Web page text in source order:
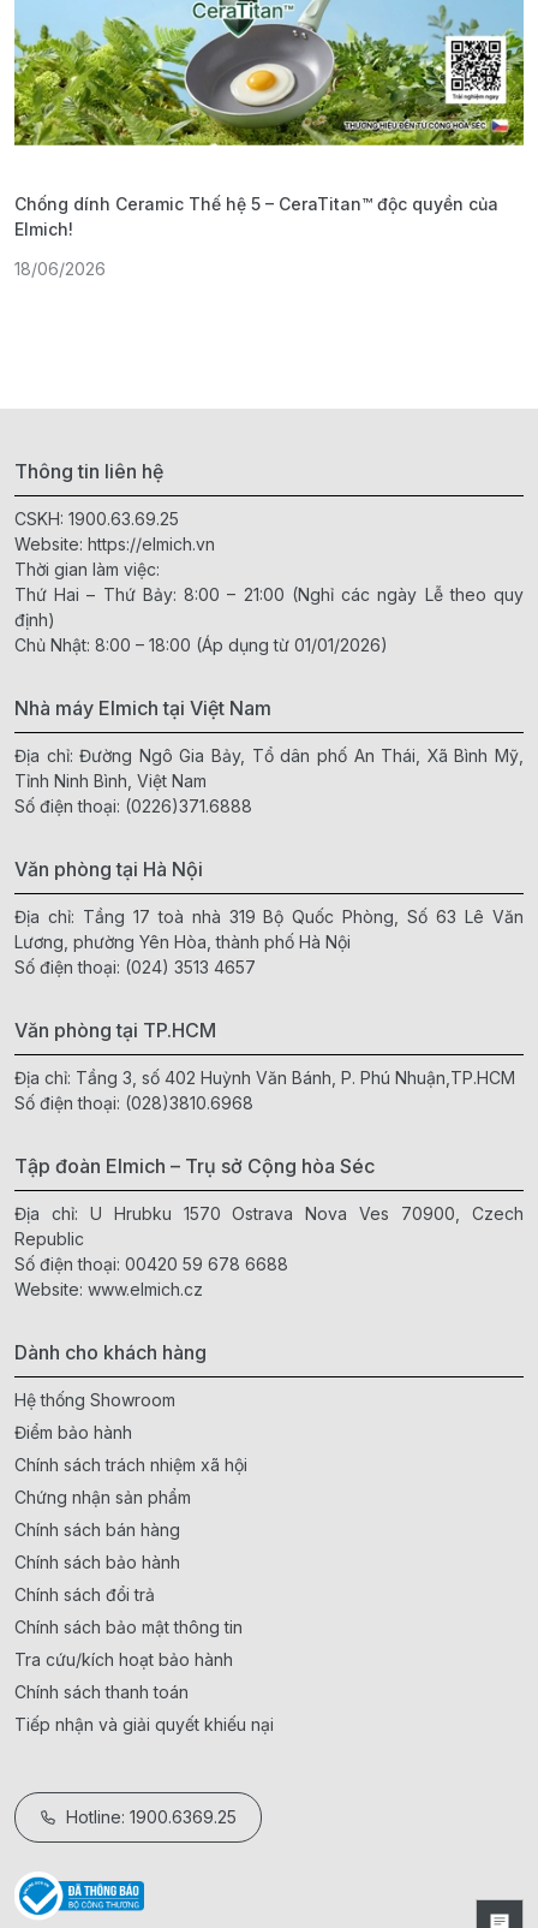
Chống dính Ceramic Thế hệ 5 – CeraTitan™ độc quyền của
Elmich!
18/06/2026
Thông tin liên hệ
CSKH: 1900.63.69.25
Website: https://elmich.vn
Thời gian làm việc:
Thứ Hai – Thứ Bảy: 8:00 – 21:00 (Nghỉ các ngày Lễ theo quy
định)
Chủ Nhật: 8:00 – 18:00 (Áp dụng từ 01/01/2026)
Nhà máy Elmich tại Việt Nam
Địa chỉ: Đường Ngô Gia Bảy, Tổ dân phố An Thái, Xã Bình Mỹ,
Tỉnh Ninh Bình, Việt Nam
Số điện thoại: (0226)371.6888
Văn phòng tại Hà Nội
Địa chỉ: Tầng 17 toà nhà 319 Bộ Quốc Phòng, Số 63 Lê Văn
Lương, phường Yên Hòa, thành phố Hà Nội
Số điện thoại: (024) 3513 4657
Văn phòng tại TP.HCM
Địa chỉ: Tầng 3, số 402 Huỳnh Văn Bánh, P. Phú Nhuận,TP.HCM
Số điện thoại: (028)3810.6968
Tập đoàn Elmich – Trụ sở Cộng hòa Séc
Địa chỉ: U Hrubku 1570 Ostrava Nova Ves 70900, Czech
Republic
Số điện thoại: 00420 59 678 6688
Website: www.elmich.cz
Dành cho khách hàng
Hệ thống Showroom
Điểm bảo hành
Chính sách trách nhiệm xã hội
Chứng nhận sản phẩm
Chính sách bán hàng
Chính sách bảo hành
Chính sách đổi trả
Chính sách bảo mật thông tin
Tra cứu/kích hoạt bảo hành
Chính sách thanh toán
Tiếp nhận và giải quyết khiếu nại
Hotline: 1900.6369.25